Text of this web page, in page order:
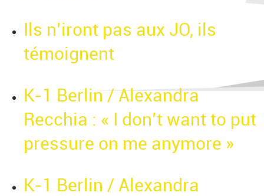
Ils n’iront pas aux JO, ils
témoignent
K-1 Berlin / Alexandra
Recchia : « I don’t want to put
pressure on me anymore »
K-1 Berlin / Alexandra